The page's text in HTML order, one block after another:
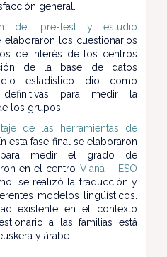
general.
del pre-test y estudio
elaboraron los cuestionarios
de interés de los centros
de la base de datos
estadístico dio como
para medir la
los grupos.
de las herramientas de
esta fase final se elaboraron
para medir el grado de
en el centro Viana - IESO
se realizó la traducción y
modelos lingüísticos.
existente en el contexto
a las familias está
y árabe.